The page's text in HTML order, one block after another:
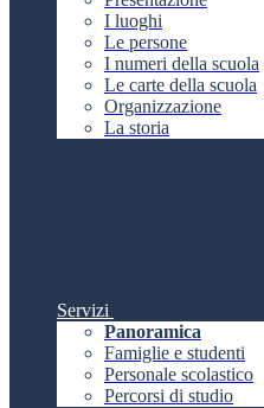
I luoghi
Le persone
I numeri della scuola
Le carte della scuola
Organizzazione
La storia
Servizi
Panoramica
Famiglie e studenti
Personale scolastico
Percorsi di studio